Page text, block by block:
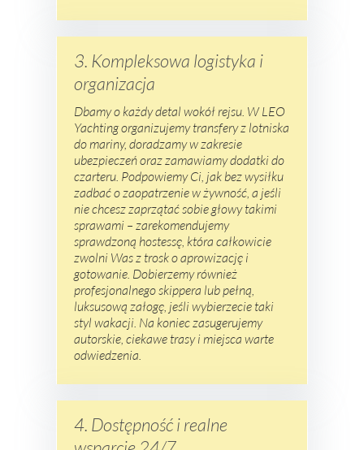
3. Kompleksowa logistyka i
organizacja
Dbamy o każdy detal wokół rejsu. W LEO
Yachting organizujemy transfery z lotniska
do mariny, doradzamy w zakresie
ubezpieczeń oraz zamawiamy dodatki do
czarteru. Podpowiemy Ci, jak bez wysiłku
zadbać o zaopatrzenie w żywność, a jeśli
nie chcesz zaprzątać sobie głowy takimi
sprawami – zarekomendujemy
sprawdzoną hostessę, która całkowicie
zwolni Was z trosk o aprowizację i
gotowanie. Dobierzemy również
profesjonalnego skippera lub pełną,
luksusową załogę, jeśli wybierzecie taki
styl wakacji. Na koniec zasugerujemy
autorskie, ciekawe trasy i miejsca warte
odwiedzenia.
4. Dostępność i realne